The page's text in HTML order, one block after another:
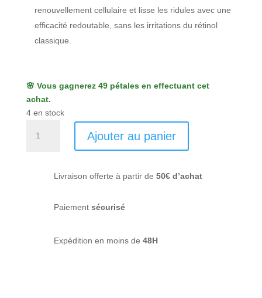
renouvellement cellulaire et lisse les ridules avec une
efficacité redoutable, sans les irritations du rétinol
classique.
🌸 Vous gagnerez 49 pétales en effectuant cet
achat.
4 en stock
Ajouter au panier
Livraison offerte à partir de 50€ d’achat
Paiement sécurisé
Expédition en moins de 48H